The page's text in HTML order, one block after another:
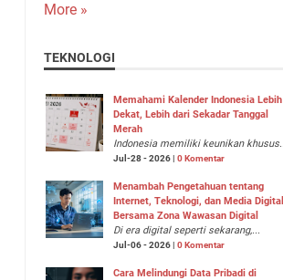
More »
TEKNOLOGI
Memahami Kalender Indonesia Lebih
Dekat, Lebih dari Sekadar Tanggal
Merah
Indonesia memiliki keunikan
Jul-28 - 2026 | 0 Komentar
Menambah Pengetahuan tentang
Internet, Teknologi, dan Media Digital
Bersama Zona Wawasan Digital
Di era digital seperti sekarang,...
Jul-06 - 2026 | 0 Komentar
Cara Melindungi Data Pribadi di